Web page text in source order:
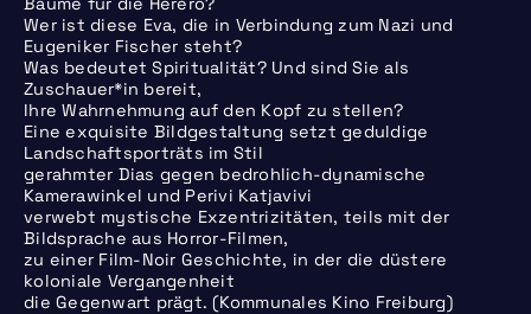
Wer ist diese Eva, die in Verbindung zum Nazi und
Eugeniker Fischer steht?
Was bedeutet Spiritualität? Und sind Sie als
Zuschauer*in bereit,
Ihre Wahrnehmung auf den Kopf zu stellen?
Eine exquisite Bildgestaltung setzt geduldige
Landschaftsporträts im Stil
gerahmter Dias gegen bedrohlich-dynamische
Kamerawinkel und Perivi Katjavivi
verwebt mystische Exzentrizitäten, teils mit der
Bildsprache aus Horror-Filmen,
zu einer Film-Noir Geschichte, in der die düstere
koloniale Vergangenheit
die Gegenwart prägt. (Kommunales Kino Freiburg)